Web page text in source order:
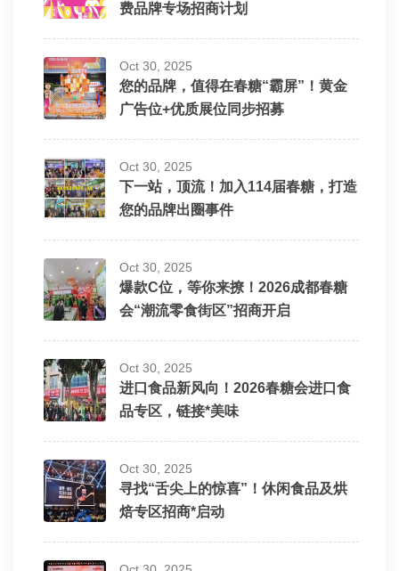
费品牌专场招商计划
Oct 30, 2025
您的品牌，值得在春糖“霸屏”！黄金
广告位+优质展位同步招募
Oct 30, 2025
下一站，顶流！加入114届春糖，打造
您的品牌出圈事件
Oct 30, 2025
爆款C位，等你来撩！2026成都春糖
会“潮流零食街区”招商开启
Oct 30, 2025
进口食品新风向！2026春糖会进口食
品专区，链接*美味
Oct 30, 2025
寻找“舌尖上的惊喜”！休闲食品及烘
焙专区招商*启动